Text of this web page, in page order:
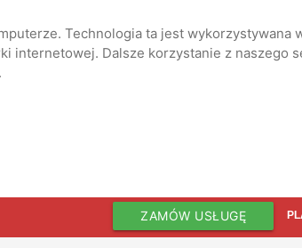
Technologia ta jest
internetowej. Dalsze korzystanie z
ZAMÓW USŁUGĘ